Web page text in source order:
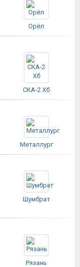
Орёл
СКА-2 Хб
Металлург
Шумбрат
Рязань